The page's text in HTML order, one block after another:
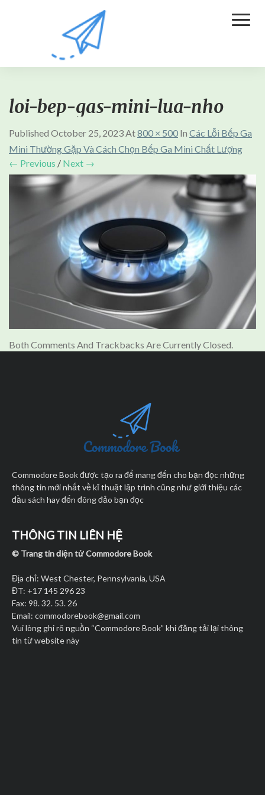
loi-bep-gas-mini-lua-nho
Published October 25, 2023At800 × 500 In Các Lỗi Bếp Ga
Mini Thường Gặp Và Cách Chọn Bếp Ga Mini Chất Lượng
← Previous / Next →
Both Comments And Trackbacks Are Currently Closed.
Commodore Book được tạo ra để mang đến cho bạn đọc những
thông tin mới nhất về kĩ thuật lập trình cũng như giới thiệu các
đầu sách hay đến đông đảo bạn đọc
THÔNG TIN LIÊN HỆ
© Trang tin điện tử Commodore Book
Địa chỉ: West Chester, Pennsylvania, USA
ĐT: +17 145 296 23
Fax: 98. 32. 53. 26
Email: commodorebook@gmail.com
Vui lòng ghi rõ nguồn “Commodore Book” khi đăng tải lại thông
tin từ website này